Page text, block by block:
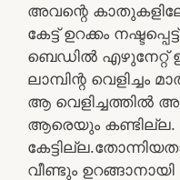
അവന്റെ
കേട്ട് ഉറക്കം
ബെഡിൽ എഴുനേറ്റ്
ലാമ്പിന്റ വെളിച്ചം
ആ വെളിച്ചത്തിൽ
ആരെയും കണ്ടില്ല.
വീണ്ടും